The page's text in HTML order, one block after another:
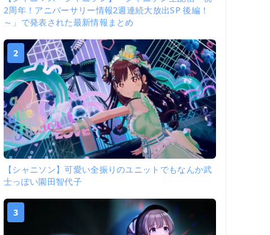
2周年！アニバーサリー情報2週連続大放出SP 後編！
～」で発表された最新情報まとめ
2
【シャニソン】可愛い全振りのユニットでもなんか武
士っぽい園田智代子
3